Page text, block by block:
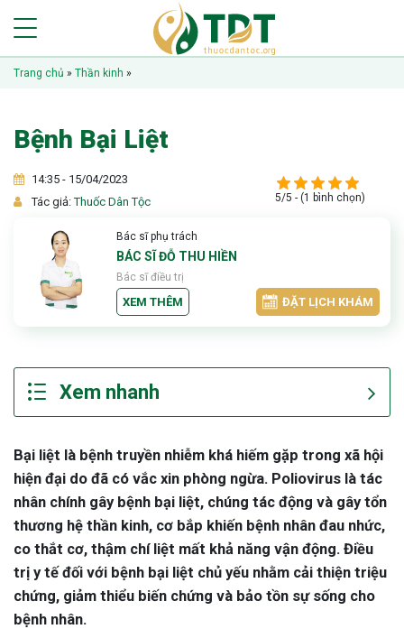
Trang chủ » Thần kinh »
Bệnh Bại Liệt
14:35 - 15/04/2023
Tác giả:Thuốc Dân Tộc 5/5 - (1 bình chọn)
Bác sĩ phụ trách
BÁC SĨ ĐỖ THU HIỀN
Bác sĩ điều trị
XEM THÊM ĐẶT LỊCH KHÁM
Bại liệt là bệnh truyền nhiễm khá hiếm gặp trong xã hội
hiện đại do đã có vắc xin phòng ngừa. Poliovirus là tác
nhân chính gây bệnh bại liệt, chúng tác động và gây tổn
thương hệ thần kinh, cơ bắp khiến bệnh nhân đau nhức,
co thắt cơ, thậm chí liệt mất khả năng vận động. Điều
trị y tế đối với bệnh bại liệt chủ yếu nhằm cải thiện triệu
chứng, giảm thiểu biến chứng và bảo tồn sự sống cho
bệnh nhân.